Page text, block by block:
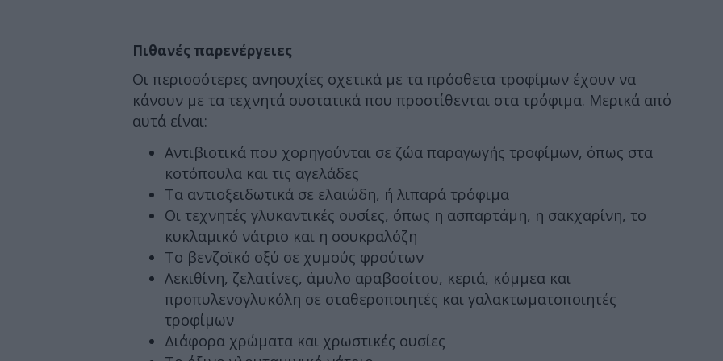
Πιθανές παρενέργειες
Οι περισσότερες ανησυχίες σχετικά με τα πρόσθετα τροφίμων έχουν να
κάνουν με τα τεχνητά συστατικά που προστίθενται στα τρόφιμα. Μερικά από
αυτά είναι:
Αντιβιοτικά που χορηγούνται σε ζώα παραγωγής τροφίμων, όπως στα
κοτόπουλα και τις αγελάδες
Τα αντιοξειδωτικά σε ελαιώδη, ή λιπαρά τρόφιμα
Οι τεχνητές γλυκαντικές ουσίες, όπως η ασπαρτάμη, η σακχαρίνη, το
κυκλαμικό νάτριο και η σουκραλόζη
Το βενζοϊκό οξύ σε χυμούς φρούτων
Λεκιθίνη, ζελατίνες, άμυλο αραβοσίτου, κεριά, κόμμεα και
προπυλενογλυκόλη σε σταθεροποιητές και γαλακτωματοποιητές
τροφίμων
Διάφορα χρώματα και χρωστικές ουσίες